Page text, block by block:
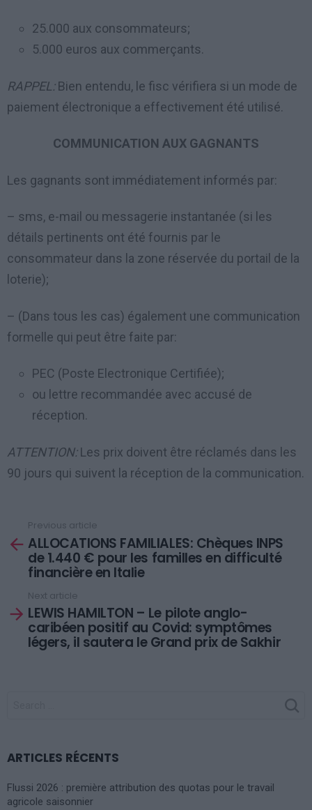
25.000 aux consommateurs;
5.000 euros aux commerçants.
RAPPEL:Bien entendu, le fisc vérifiera si un mode de
paiement électronique a effectivement été utilisé.
COMMUNICATION AUX GAGNANTS
Les gagnants sont immédiatement informés par:
– sms, e-mail ou messagerie instantanée (si les
détails pertinents ont été fournis par le
consommateur dans la zone réservée du portail de la
loterie);
– (Dans tous les cas) également une communication
formelle qui peut être faite par:
PEC (Poste Electronique Certifiée);
ou lettre recommandée avec accusé de
réception.
ATTENTION:Les prix doivent être réclamés dans les
90 jours qui suivent la réception de la communication.
more
Previous article
ALLOCATIONS FAMILIALES: Chèques INPS
de 1.440 € pour les familles en difficulté
financière en Italie
Next article
LEWIS HAMILTON – Le pilote anglo-
caribéen positif au Covid: symptômes
légers, il sautera le Grand prix de Sakhir
ARTICLES RÉCENTS
Flussi 2026 : première attribution des quotas pour le travail
agricole saisonnier